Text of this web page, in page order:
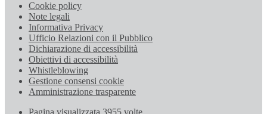
Cookie policy
Note legali
Informativa Privacy
Ufficio Relazioni con il Pubblico
Dichiarazione di accessibilità
Obiettivi di accessibilità
Whistleblowing
Gestione consensi cookie
Amministrazione trasparente